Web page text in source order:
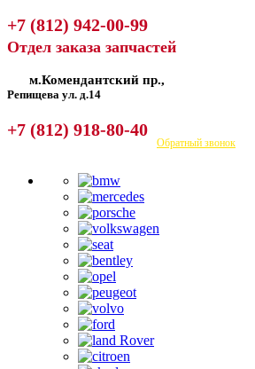
+7 (812) 942-00-99
Отдел заказа запчастей
м.Комендантский пр.,
Репищева ул. д.14
+7 (812) 918-80-40
Посмотреть на карте Обратный звонок